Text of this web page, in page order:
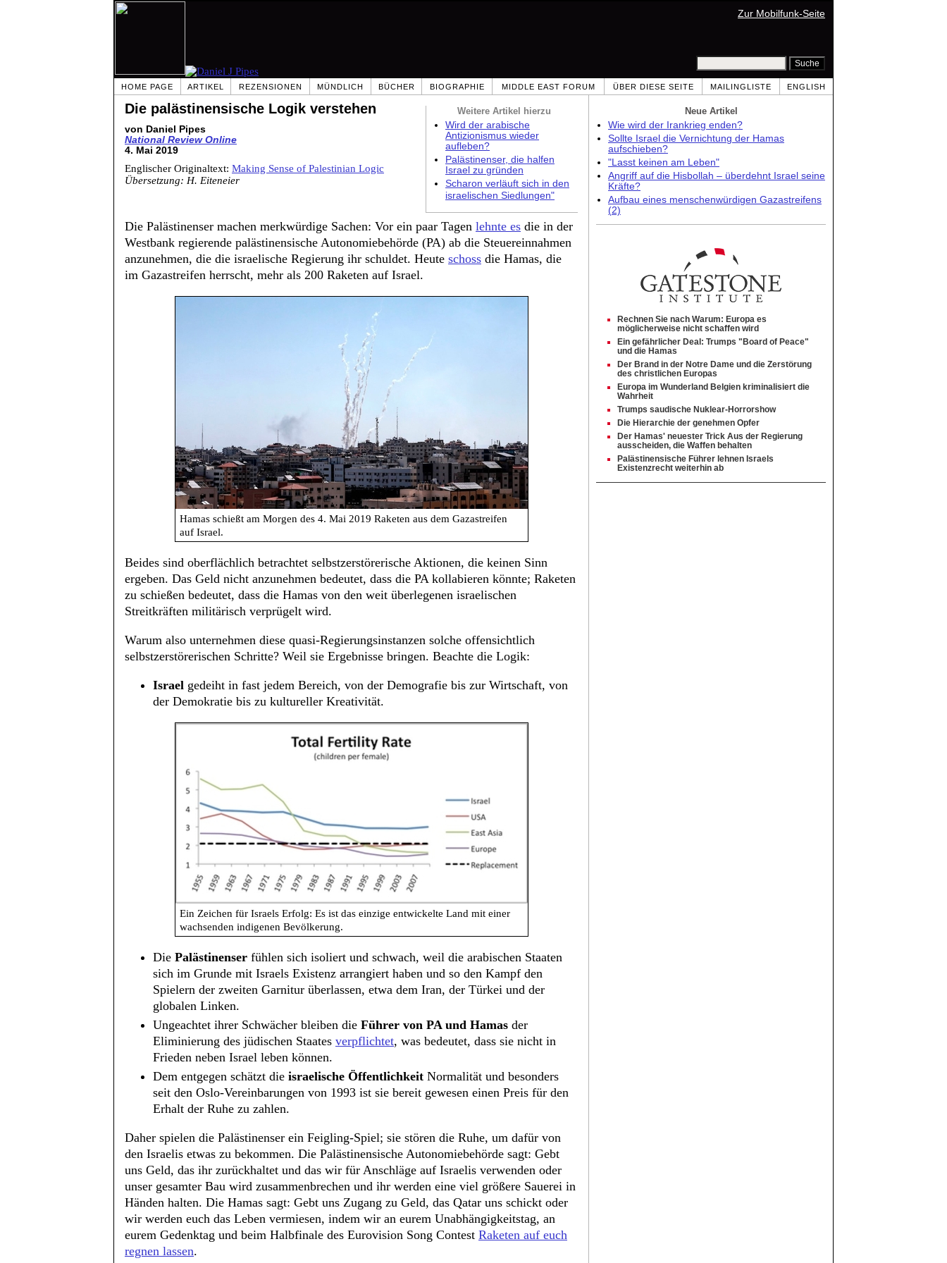
Zur Mobilfunk-Seite
HOME PAGE ARTIKEL REZENSIONEN MÜNDLICH BÜCHER BIOGRAPHIE MIDDLE EAST FORUM ÜBER DIESE SEITE MAILINGLISTE ENGLISH
Weitere Artikel hierzu
Wird der arabische
Antizionismus wieder
aufleben?
Palästinenser, die halfen
Israel zu gründen
Scharon verläuft sich in den
israelischen Siedlungen"
Die palästinensische Logik verstehen
von Daniel Pipes
National Review Online
4. Mai 2019
Englischer Originaltext: Making Sense of Palestinian Logic
Übersetzung: H. Eiteneier
Die Palästinenser machen merkwürdige Sachen: Vor ein paar Tagen lehnte es die in der
Westbank regierende palästinensische Autonomiebehörde (PA) ab die Steuereinnahmen
anzunehmen, die die israelische Regierung ihr schuldet. Heute schoss die Hamas, die
im Gazastreifen herrscht, mehr als 200 Raketen auf Israel.
Hamas schießt am Morgen des 4. Mai 2019 Raketen aus dem Gazastreifen
auf Israel.
Beides sind oberflächlich betrachtet selbstzerstörerische Aktionen, die keinen Sinn
ergeben. Das Geld nicht anzunehmen bedeutet, dass die PA kollabieren könnte; Raketen
zu schießen bedeutet, dass die Hamas von den weit überlegenen israelischen
Streitkräften militärisch verprügelt wird.
Warum also unternehmen diese quasi-Regierungsinstanzen solche offensichtlich
selbstzerstörerischen Schritte? Weil sie Ergebnisse bringen. Beachte die Logik:
Israel gedeiht in fast jedem Bereich, von der Demografie bis zur Wirtschaft, von
der Demokratie bis zu kultureller Kreativität.
Ein Zeichen für Israels Erfolg: Es ist das einzige entwickelte Land mit einer
wachsenden indigenen Bevölkerung.
Die Palästinenser fühlen sich isoliert und schwach, weil die arabischen Staaten
sich im Grunde mit Israels Existenz arrangiert haben und so den Kampf den
Spielern der zweiten Garnitur überlassen, etwa dem Iran, der Türkei und der
globalen Linken.
Ungeachtet ihrer Schwächer bleiben die Führer von PA und Hamas der
Eliminierung des jüdischen Staates verpflichtet, was bedeutet, dass sie nicht in
Frieden neben Israel leben können.
Dem entgegen schätzt die israelische Öffentlichkeit Normalität und besonders
seit den Oslo-Vereinbarungen von 1993 ist sie bereit gewesen einen Preis für den
Erhalt der Ruhe zu zahlen.
Daher spielen die Palästinenser ein Feigling-Spiel; sie stören die Ruhe, um dafür von
den Israelis etwas zu bekommen. Die Palästinensische Autonomiebehörde sagt: Gebt
uns Geld, das ihr zurückhaltet und das wir für Anschläge auf Israelis verwenden oder
unser gesamter Bau wird zusammenbrechen und ihr werden eine viel größere Sauerei in
Händen halten. Die Hamas sagt: Gebt uns Zugang zu Geld, das Qatar uns schickt oder
wir werden euch das Leben vermiesen, indem wir an eurem Unabhängigkeitstag, an
eurem Gedenktag und beim Halbfinale des Eurovision Song Contest Raketen auf euch
regnen lassen.
Neue Artikel
Wie wird der Irankrieg enden?
Sollte Israel die Vernichtung der Hamas
aufschieben?
"Lasst keinen am Leben"
Angriff auf die Hisbollah – überdehnt Israel seine
Kräfte?
Aufbau eines menschenwürdigen Gazastreifens
(2)
Rechnen Sie nach Warum: Europa es
möglicherweise nicht schaffen wird
Ein gefährlicher Deal: Trumps "Board of Peace"
und die Hamas
Der Brand in der Notre Dame und die Zerstörung
des christlichen Europas
Europa im Wunderland Belgien kriminalisiert die
Wahrheit
Trumps saudische Nuklear-Horrorshow
Die Hierarchie der genehmen Opfer
Der Hamas' neuester Trick Aus der Regierung
ausscheiden, die Waffen behalten
Palästinensische Führer lehnen Israels
Existenzrecht weiterhin ab